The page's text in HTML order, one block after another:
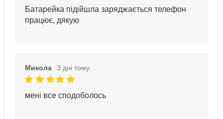
Батарейка підійшла заряджається телефон
працює, дякую
Микола 3 дні тому
мені все сподоболось